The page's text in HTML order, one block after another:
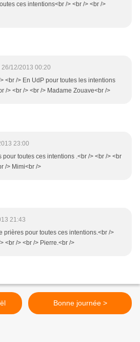
ces intentions<br /> <br /> <br />
26/12/2013 00:20
<br /> En UdP pour toutes les intentions
/> <br /> <br /> Madame Zouave<br />
23:00
pour toutes ces intentions .<br /> <br /> <br
/> Mimi<br />
21:43
prières pour toutes ces intentions.<br />
<br /> <br /> Pierre.<br />
Bonne journée >